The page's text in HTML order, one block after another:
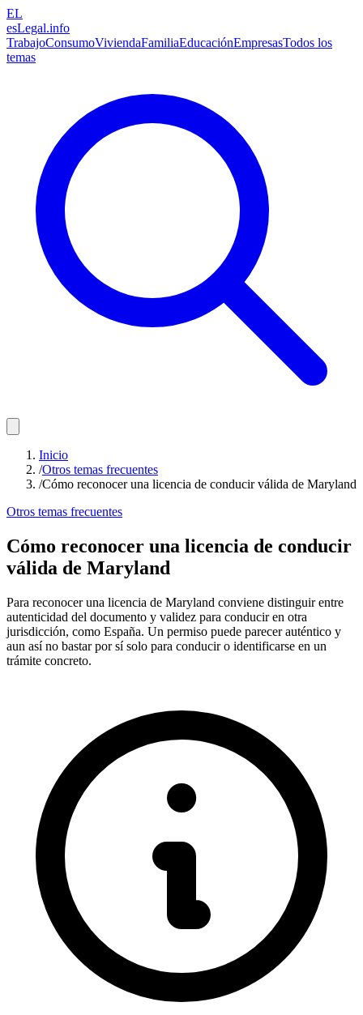
EL
esLegal.info
TrabajoConsumoViviendaFamiliaEducaciónEmpresasTodos los
temas
Inicio
/Otros temas frecuentes
/Cómo reconocer una licencia de conducir válida de Maryland
Otros temas frecuentes
Cómo reconocer una licencia de conducir
válida de Maryland
Para reconocer una licencia de Maryland conviene distinguir entre
autenticidad del documento y validez para conducir en otra
jurisdicción, como España. Un permiso puede parecer auténtico y
aun así no bastar por sí solo para conducir o identificarse en un
trámite concreto.